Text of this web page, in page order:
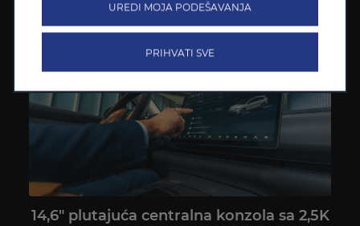
14,6" plutajuća centralna konzola sa 2,5K
UREDI MOJA PODEŠAVANJA
PRIHVATI SVE